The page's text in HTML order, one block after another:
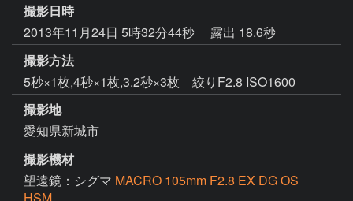
撮影日時
2013年11月24日 5時32分44秒
露出 18.6秒
撮影方法
5秒×1枚,4秒×1枚,3.2秒×3枚 絞りF2.8 ISO1600
撮影地
愛知県新城市
撮影機材
望遠鏡：シグマ MACRO 105mm F2.8 EX DG OS